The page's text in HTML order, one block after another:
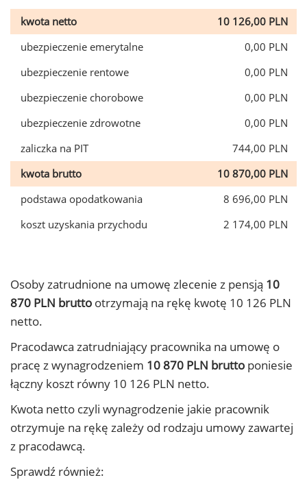
kwota netto
10 126,00 PLN
ubezpieczenie emerytalne
0,00 PLN
ubezpieczenie rentowe
0,00 PLN
ubezpieczenie chorobowe
0,00 PLN
ubezpieczenie zdrowotne
0,00 PLN
zaliczka na PIT
744,00 PLN
kwota brutto
10 870,00 PLN
podstawa opodatkowania
8 696,00 PLN
koszt uzyskania przychodu
2 174,00 PLN
Osoby zatrudnione na umowę zlecenie z pensją 10
870 PLN brutto otrzymają na rękę kwotę 10 126 PLN
netto.
Pracodawca zatrudniający pracownika na umowę o
pracę z wynagrodzeniem 10 870 PLN brutto poniesie
łączny koszt równy 10 126 PLN netto.
Kwota netto czyli wynagrodzenie jakie pracownik
otrzymuje na rękę zależy od rodzaju umowy zawartej
z pracodawcą.
Sprawdź również: